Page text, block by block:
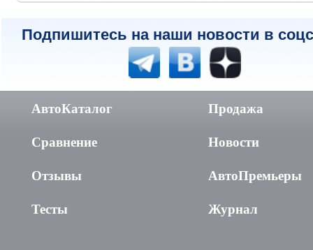
Подпишитесь на наши новости в
АвтоКаталог
Сравнение
Отзывы
Тесты
Продажа
Новости
АвтоПремьеры
Журнал